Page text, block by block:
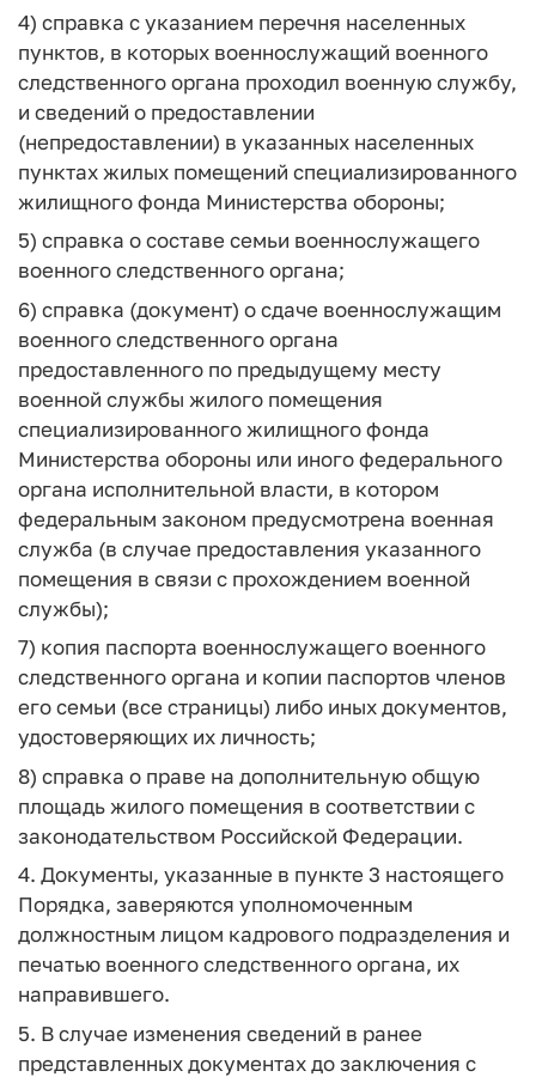
4) справка с указанием перечня населенных
пунктов, в которых военнослужащий военного
следственного органа проходил военную службу,
и сведений о предоставлении
(непредоставлении) в указанных населенных
пунктах жилых помещений специализированного
жилищного фонда Министерства обороны;
5) справка о составе семьи военнослужащего
военного следственного органа;
6) справка (документ) о сдаче военнослужащим
военного следственного органа
предоставленного по предыдущему месту
военной службы жилого помещения
специализированного жилищного фонда
Министерства обороны или иного федерального
органа исполнительной власти, в котором
федеральным законом предусмотрена военная
служба (в случае предоставления указанного
помещения в связи с прохождением военной
службы);
7) копия паспорта военнослужащего военного
следственного органа и копии паспортов членов
его семьи (все страницы) либо иных документов,
удостоверяющих их личность;
8) справка о праве на дополнительную общую
площадь жилого помещения в соответствии с
законодательством Российской Федерации.
4. Документы, указанные в пункте 3 настоящего
Порядка, заверяются уполномоченным
должностным лицом кадрового подразделения и
печатью военного следственного органа, их
направившего.
5. В случае изменения сведений в ранее
представленных документах до заключения с